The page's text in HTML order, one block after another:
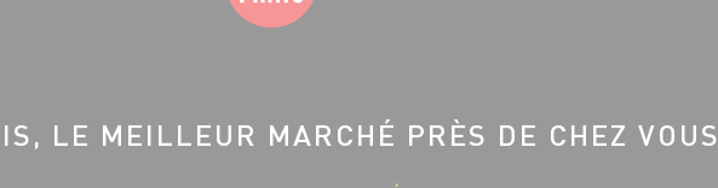
LE MEILLEUR MARCHÉ PRÈS DE CHEZ VOUS